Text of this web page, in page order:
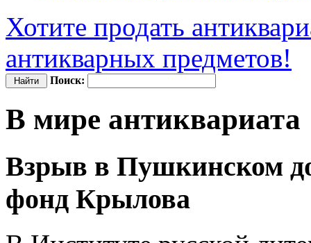
Хотите продать
антикварных предметов!
Поиск:
В мире антиквариата
Взрыв в Пушкинском
фонд Крылова